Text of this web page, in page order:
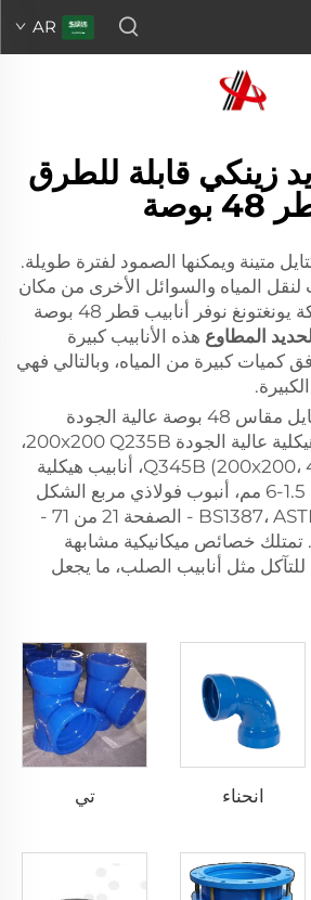
AR
زينكي قابلة للطرق
بوصة
متينة ويمكنها الصمود لفترة طويلة.
لنقل المياه والسوائل الأخرى من مكان
إلى آخر. نحن في شركة يونغتونغ نوفر أنابيب قطر 48 بوصة
المطاوع هذه الأنابيب كبيرة
كميات كبيرة من المياه، وبالتالي فهي
جملة أنابيب حديد دكتايل مقاس 48 بوصة عالية الجودة
200x2000، أنابيب هيكلية عالية الجودة 200x200 Q235B،
أنابيب هيكلية Q345B (200x200، 40x40)، أنابيب هيكلية
مربعة الشكل بسماكة 1.5-6 مم، أنبوب فولاذي مربع الشكل
حسب المعيار BS1387، ASTM A53 - الصفحة 21 من 71 -
أنابيب فولاذية abter. تمتلك خصائص ميكانيكية مشابهة
للتآكل مثل أنابيب الصلب، ما يجعل
انحناء تي